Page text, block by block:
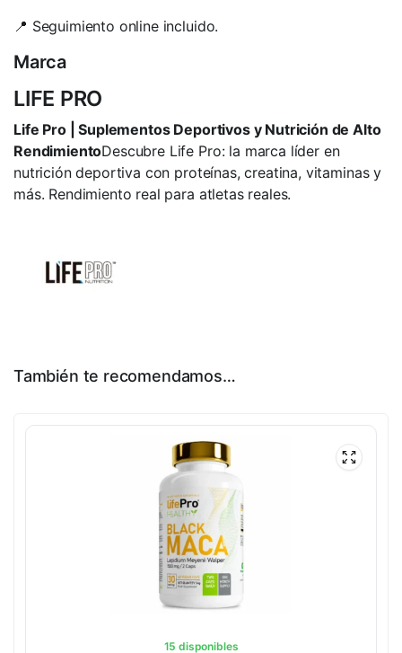
📍 Seguimiento online incluido.
Marca
LIFE PRO
Life Pro | Suplementos Deportivos y Nutrición de Alto
RendimientoDescubre Life Pro: la marca líder en
nutrición deportiva con proteínas, creatina, vitaminas y
más. Rendimiento real para atletas reales.
También te recomendamos…
15 disponibles